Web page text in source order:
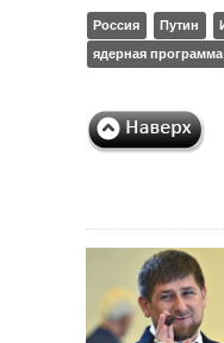
Россия Путин
ядерная программа